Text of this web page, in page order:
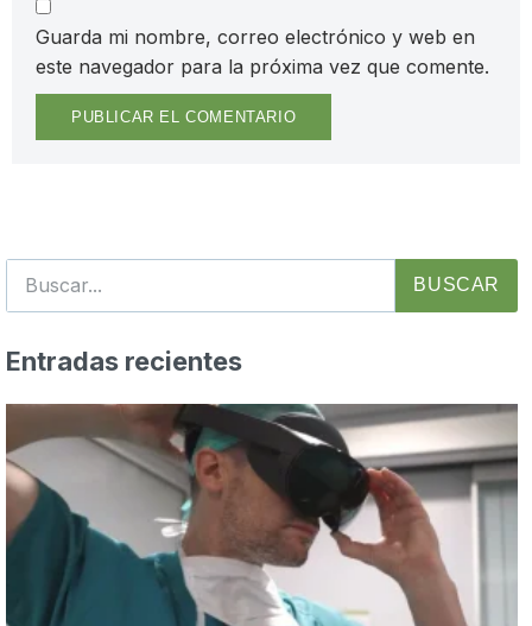
Guarda mi nombre, correo electrónico y web en
este navegador para la próxima vez que comente.
BUSCAR
Entradas recientes